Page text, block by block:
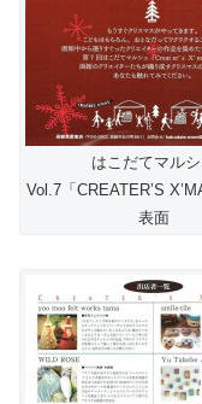
はこだてマルシ
Vol.7「CREATER’S
表面